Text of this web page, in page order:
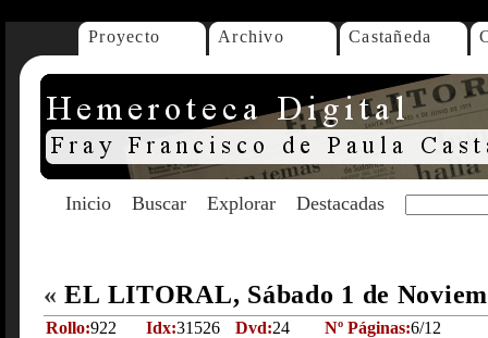
Proyecto Archivo Castañeda
Inicio Buscar Explorar Destacadas
« EL LITORAL, Sábado 1 de
Rollo:922 Idx:31526 Dvd:24 Nº Páginas:6/12